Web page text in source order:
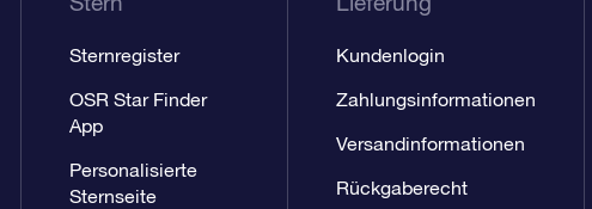
Sternregister
OSR Star Finder
App
Personalisierte
Sternseite
Kundenlogin
Zahlungsinformationen
Versandinformationen
Rückgaberecht